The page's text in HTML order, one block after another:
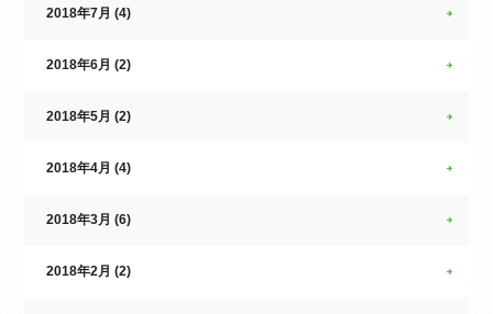
2018年7月 (4)
2018年6月 (2)
2018年5月 (2)
2018年4月 (4)
2018年3月 (6)
2018年2月 (2)